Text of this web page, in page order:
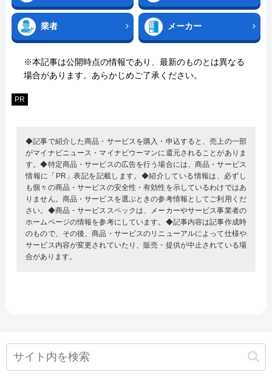
業者 メーカー
※本記事は公開時点の情報であり、最新のものとは異なる
場合があります。あらかじめご了承ください。
PR
◆記事で紹介した商品・サービスを購入・申込すると、売上の一部
がマイナビニュース・マイナビウーマンに還元されることがありま
す。◆特定商品・サービスの広告を行う場合には、商品・サービス
情報に「PR」表記を記載します。◆紹介している情報は、必ずし
も個々の商品・サービスの安全性・有効性を示しているわけではあ
りません。商品・サービスを選ぶときの参考情報としてご利用くだ
さい。◆商品・サービススペックは、メーカーやサービス事業者の
ホームページの情報を参考にしています。◆記事内容は記事作成時
のもので、その後、商品・サービスのリニューアルによって仕様や
サービス内容が変更されていたり、販売・提供が中止されている場
合があります。